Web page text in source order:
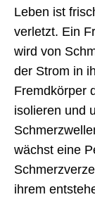
Leben ist
verletzt. Ein
wird von
der Strom in
Fremdkörper
isolieren und
wächst eine
ihrem